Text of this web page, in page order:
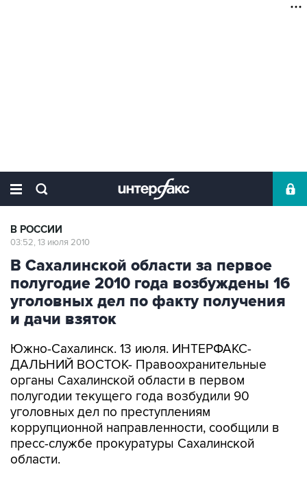
В РОССИИ
03:52, 13 июля 2010
В Сахалинской области за первое
полугодие 2010 года возбуждены 16
уголовных дел по факту получения
и дачи взяток
Южно-Сахалинск. 13 июля. ИНТЕРФАКС-
ДАЛЬНИЙ ВОСТОК- Правоохранительные
органы Сахалинской области в первом
полугодии текущего года возбудили 90
уголовных дел по преступлениям
коррупционной направленности, сообщили в
пресс-службе прокуратуры Сахалинской
области.